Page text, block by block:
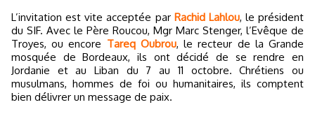
L’invitation est vite acceptée parRachid Lahlou, le président
du SIF. Avec le Père Roucou, Mgr Marc Stenger, l’Evêque de
Troyes, ou encore Tareq Oubrou, le recteur de la Grande
mosquée de Bordeaux, ils ont décidé de se rendre en
Jordanie et au Liban du 7 au 11 octobre. Chrétiens ou
musulmans, hommes de foi ou humanitaires, ils comptent
bien délivrer un message de paix.